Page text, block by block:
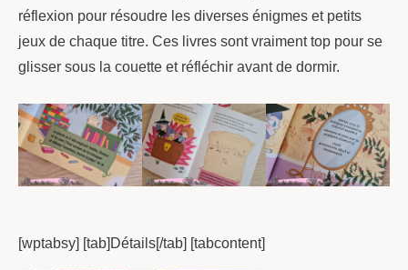
réflexion pour résoudre les diverses énigmes et petits
jeux de chaque titre. Ces livres sont vraiment top pour se
glisser sous la couette et réfléchir avant de dormir.
[wptabsy] [tab]Détails[/tab] [tabcontent]